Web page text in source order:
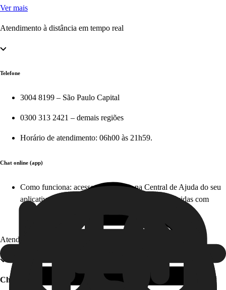
Ver mais
Atendimento à distância em tempo real
Telefone
3004 8199 – São Paulo Capital
0300 313 2421 – demais regiões
Horário de atendimento: 06h00 às 21h59.
Chat online (app)
Como funciona: acesse diretamente na Central de Ajuda do seu
aplicativo em apenas alguns cliques e tire suas dúvidas com
Atendimento offline
Chat offline